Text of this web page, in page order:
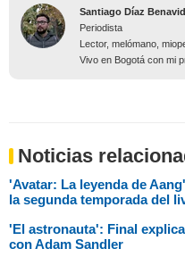
Santiago Díaz
Periodista
Lector, melómano,
Vivo en Bogotá con mi
Noticias
'Avatar: La leyenda de
la segunda temporada del
'El astronauta': Final
con Adam Sandler